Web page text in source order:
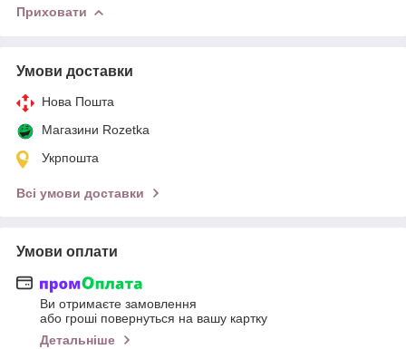
Приховати
Умови доставки
Нова Пошта
Магазини Rozetka
Укрпошта
Всі умови доставки
Умови оплати
Ви отримаєте замовлення
або гроші повернуться на вашу картку
Детальніше